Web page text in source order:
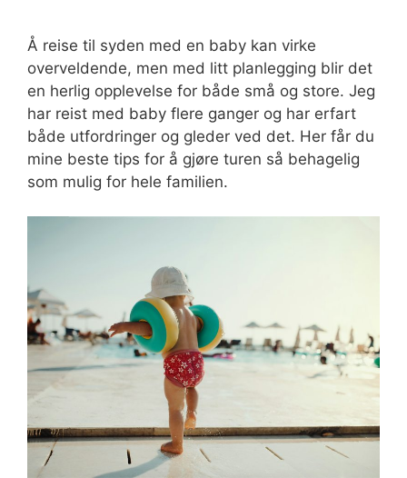
Å reise til syden med en baby kan virke
overveldende, men med litt planlegging blir det
en herlig opplevelse for både små og store. Jeg
har reist med baby flere ganger og har erfart
både utfordringer og gleder ved det. Her får du
mine beste tips for å gjøre turen så behagelig
som mulig for hele familien.